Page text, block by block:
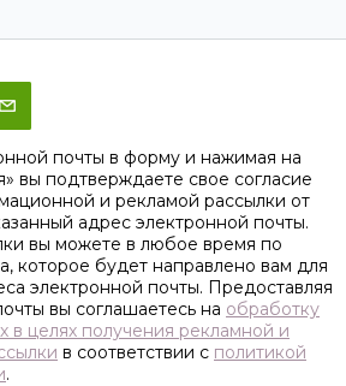
почты в форму и нажимая на
вы подтверждаете свое согласие
и рекламой рассылки от
адрес электронной почты.
вы можете в любое время по
которое будет направлено вам для
электронной почты. Предоставляя
вы соглашаетесь на обработку
в целях получения рекламной и
в соответствии с политикой
.